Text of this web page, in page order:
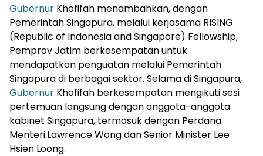
Gubernur Khofifah menambahkan, dengan
Pemerintah Singapura, melalui kerjasama RISING
(Republic of Indonesia and Singapore) Fellowship,
Pemprov Jatim berkesempatan untuk
mendapatkan penguatan melalui Pemerintah
Singapura di berbagai sektor. Selama di Singapura,
Gubernur Khofifah berkesempatan mengikuti sesi
pertemuan langsung dengan anggota-anggota
kabinet Singapura, termasuk dengan Perdana
Menteri.Lawrence Wong dan Senior Minister Lee
Hsien Loong.